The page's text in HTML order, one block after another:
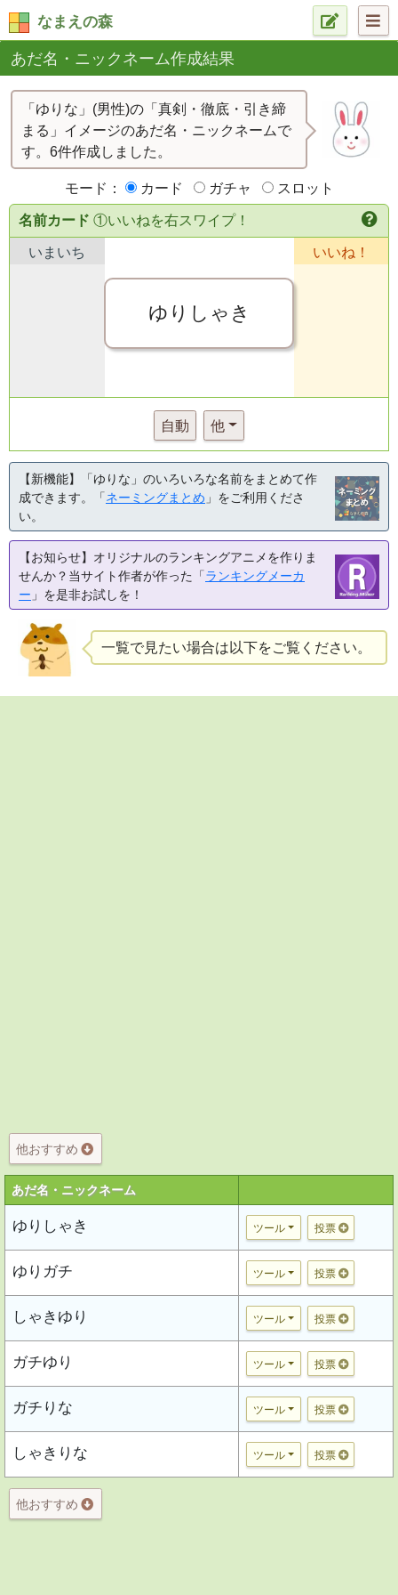
なまえの森
あだ名・ニックネーム作成結果
「ゆりな」(男性)の「真剣・徹底・引き締
まる」イメージのあだ名・ニックネームで
す。6件作成しました。
モード： カード ガチャ スロット
名前カード ①いいねを右スワイプ！
いまいち
ゆりしゃき
いいね！
自動 他
【新機能】「ゆりな」のいろいろな名前をまとめて作
成できます。「ネーミングまとめ 」をご利用くださ
い。
【お知らせ】オリジナルのランキングアニメを作りま
せんか？当サイト作者が作った「ランキングメーカ
ー 」を是非お試しを！
一覧で見たい場合は以下をご覧ください。
他おすすめ
あだ名・ニックネーム
ゆりしゃき ツール 投票
ゆりガチ ツール 投票
しゃきゆり ツール 投票
ガチゆり ツール 投票
ガチりな ツール 投票
しゃきりな ツール 投票
他おすすめ